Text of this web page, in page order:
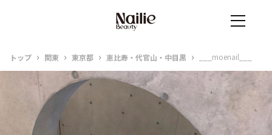
トップ › 関東 › 東京都 › 恵比寿・代官山・中目黒 › ___moenail___